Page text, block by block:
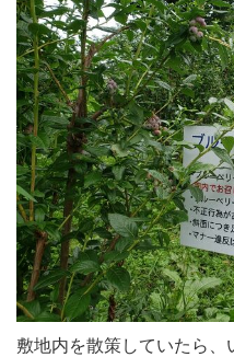
敷地内を散策していたら、